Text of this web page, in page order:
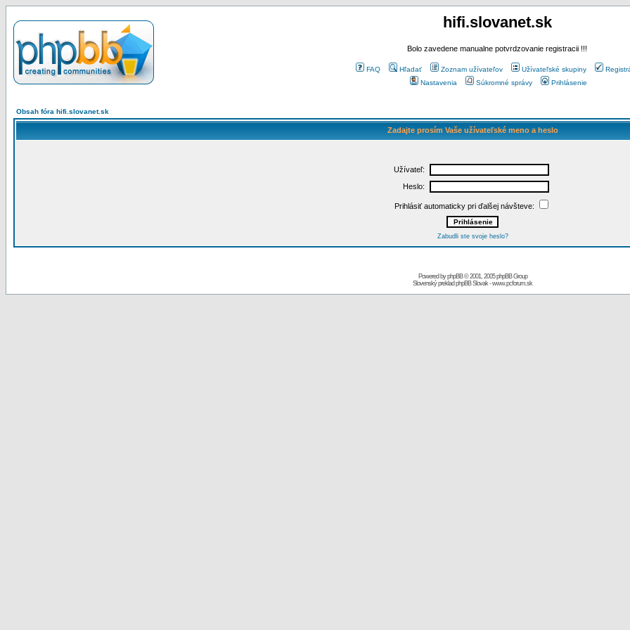
hifi.slovanet.sk
Bolo zavedene manualne potvrdzovanie registracii !!!
FAQ Hľadať Zoznam užívateľov Užívateľské skupiny
Nastavenia
Súkromné správy Prihlásenie
Obsah fóra hifi.slovanet.sk
Zadajte prosím Vaše užívateľské meno a heslo
Užívateľ:
Heslo:
Prihlásiť automaticky pri ďalšej návšteve:
Zabudli ste svoje heslo?
Powered byphpBB© 2001, 2005 phpBB Group
Slovenský preklad phpBB Slovak-www.pcforum.sk